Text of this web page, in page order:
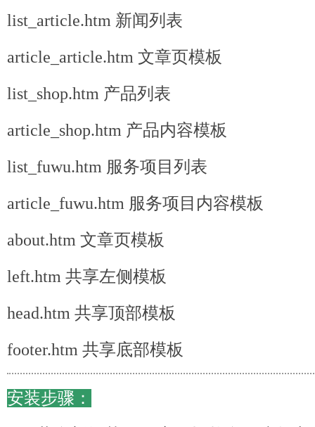
list_article.htm 新闻列表
article_article.htm 文章页模板
list_shop.htm 产品列表
article_shop.htm 产品内容模板
list_fuwu.htm 服务项目列表
article_fuwu.htm 服务项目内容模板
about.htm 文章页模板
left.htm 共享左侧模板
head.htm 共享顶部模板
footer.htm 共享底部模板
安装步骤：